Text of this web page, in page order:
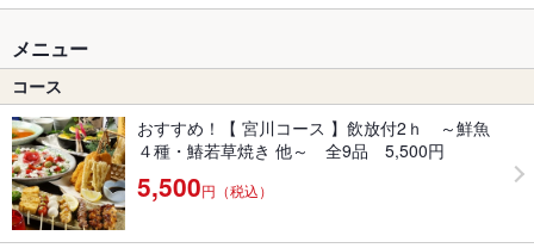
メニュー
コース
おすすめ！【 宮川コース 】飲放付2ｈ ～鮮魚
４種・鰆若草焼き 他～ 全9品 5,500円
5,500円（税込）